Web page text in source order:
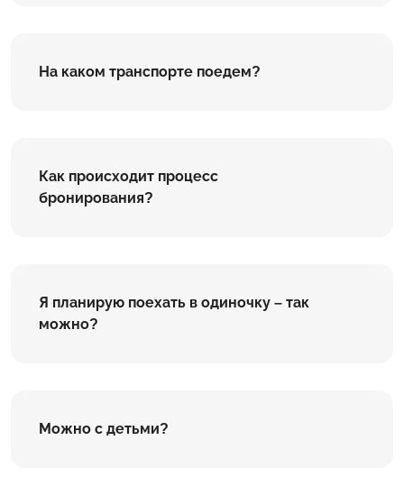
На каком транспорте поедем?
Как происходит процесс
бронирования?
Я планирую поехать в одиночку – так
можно?
Можно с детьми?